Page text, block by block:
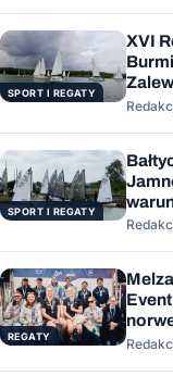
SPORT I REGATY
XVI
SPORT I REGATY
REGATY